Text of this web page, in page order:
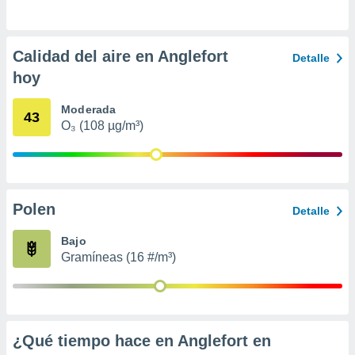
momento
en
en
en
o acceder
perfiles
Calidad del aire en Anglefort
hoy
Detalle
43 Moderada
O₃ (108 µg/m³)
Polen Detalle
Bajo
Gramíneas (16 #/m³)
¿Qué tiempo hace en Anglefort en